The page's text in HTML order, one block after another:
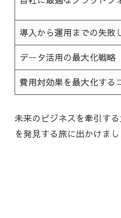
導入から運用までの失敗
データ活用の最大化戦略
費用対効果を最大化する
未来のビジネスを牽引す
を発見する旅に出かけま